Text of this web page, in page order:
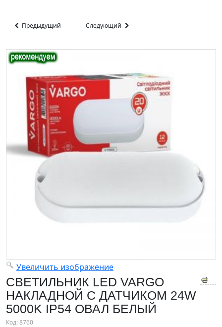
Предыдущий Следующий
Увеличить изображение
СВЕТИЛЬНИК LED VARGO
НАКЛАДНОЙ С ДАТЧИКОМ 24W
5000K IP54 ОВАЛ БЕЛЫЙ
Код:8760